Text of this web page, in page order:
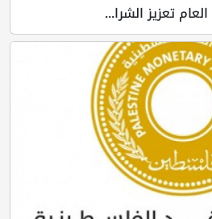
تعزيز الشرا...